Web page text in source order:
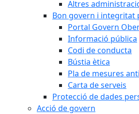
Altres
Bon govern i integritat
Portal Govern
Informació pública
Codi de conducta
Bústia ètica
Pla de mesures
Carta de serveis
Protecció de dades
Acció de govern